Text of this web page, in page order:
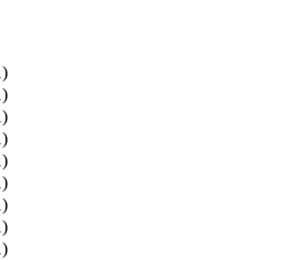
)
)
)
)
)
)
)
)
)